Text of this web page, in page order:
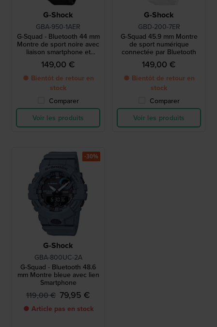
G-Shock
GBA-950-1AER
G-Squad - Bluetooth 44 mm
Montre de sport noire avec
liaison smartphone et
compatibilité Strava
149,00 €
● Bientôt de retour en
stock
Comparer
Voir les produits
G-Shock
GBD-200-7ER
G-Squad 45.9 mm Montre
de sport numérique
connectée par Bluetooth
149,00 €
● Bientôt de retour en
stock
Comparer
Voir les produits
G-Shock
GBA-800UC-2A
G-Squad - Bluetooth 48.6
mm Montre bleue avec lien
Smartphone
119,00 € 79,95 €
● Article pas en stock
-30%